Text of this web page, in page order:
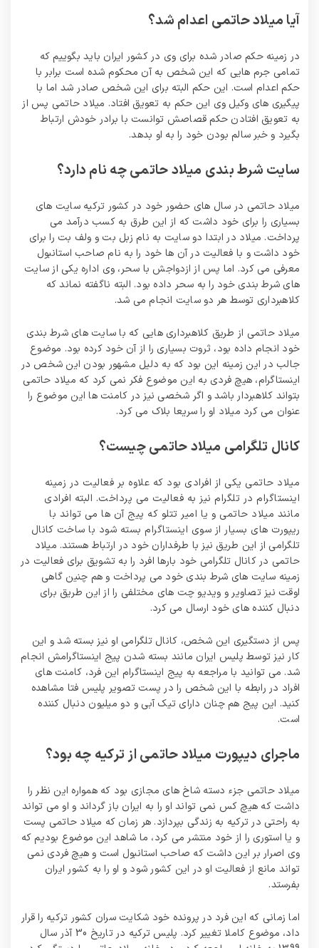
بونس 100% قطعی برای ثبت نام کاربران جدید تا 1
آیا میلاد حاتمی اعدام شد؟
در زمینه حکم صادر شده برای وی در کشور ایران باید بگوییم که
تمامی جرم هایی که این شخص به آن محکوم شده است برابر با
حکم اعدام است. این حکم البته برای این شخص صادر شد اما با
پیگیری های وکیل وی این حکم به تعویق افتاد. میلاد حاتمی پس از
به تعویق افتادن حکم قصاصش توانست با برادر خودش ارتباط
بگیرد و خبر سالم بودن خود را به او بدهد.
سایت شرط بندی میلاد حاتمی چه نام دارد؟
میلاد حاتمی در سال های حضور خود در کشور ترکیه سایت های
بسیاری را برای خود داشت که از این طرق به کسب درآمد می
پرداخت. میلاد در ابتدا دو سایت به نام زبل بت و ولف بت را برای
خود داشت و با فعالیت در آن ها خود را به نام صاحب استانبول
معرفی می کرد. اما پس از ازدواجش با سحر، وی اداره یکی از سایت
های شرط بندی خود را به سحر داده بود. البته ناگفته نماند که
کلاهبرداری توسط هر دو سایت انجام می شد.
میلاد حاتمی از طریق کلاهبرداری هایی که با سایت های شرط بندی
خود انجام داده بود، ثروت بسیاری را از آن خود کرده بود. موضوع
جالب در این زمینه این بود که به دلیل مشهور بودن این شخص در
اینستاگرام، هیچ فردی به این موضوع فکر نمی کرد که میلاد حاتمی
بتواند کلاهبردار باشد و اگر شخصی نیز در کامنت ها این موضوع را
عنوان می کرد میلاد او را سریعا بلاک می کرد.
کانال تلگرامی میلاد حاتمی چیست؟
میلاد حاتمی یکی از افرادی بود که علاوه بر فعالیت در زمینه
اینستاگرام در تلگرام نیز به فعالیت می پرداخت. البته افرادی
مانند میلاد حاتمی و یا امیر تتلو که پیج آن ها می تواند با
ریپورت های بسیار از سوی اینستاگرام بسته شود با ساخت کانال
تلگرامی از این طریق نیز با طرفداران خود در ارتباط هستند. میلاد
حاتمی در کانال تلگرامی خود بارها افرد را به تشویق برای فعالیت در
زمینه سایت های شرط بندی خود می پرداخت و هم چنین گاهی
اوقت نیز تصاویر و ویدیو چت های مختلفی را از این طریق برای
دنبال کننده های خود ارسال می کرد.
پس از دستگیری این شخص، کانال تلگرامی او نیز بسته شد و این
کار نیز توسط پلیس ایران مانند بسته شدن پیج اینستاگرامش انجام
شد. می توانید با مراجعه به پیج اینستاگرام این فرد، کامنت های
افراد در رابطه با این شخص را در پست تصویر پلیس فتا مشاهده
کنید. این پیج هم چنان دارای تیک آبی و دو میلیون دنبال کننده
است.
ماجرای دیپورت میلاد حاتمی از ترکیه چه بود؟
میلاد حاتمی جزء دسته شاخ های مجازی بود که همواره این نظر را
داشت که هیچ کس نمی تواند او را به ایران باز گرداند و او می تواند
به راحتی در ترکیه به زندگی بپردازد. هر زمان که میلاد حاتمی پست
و یا استوری را از خود منتشر می کرد، ما شاهد این موضوع بودیم که
وی اصرار بر این داشت که صاحب استانبول است و هیچ فردی نمی
تواند مانع از فعالیت او در این کشور شود و او را به کشور ایران
بفرستد.
اما زمانی که این فرد در پرونده خود شکایت سران کشور ترکیه را قرار
داد، موضوع کاملا تغییر کرد. پلیس ترکیه در تاریخ 30 آذر سال